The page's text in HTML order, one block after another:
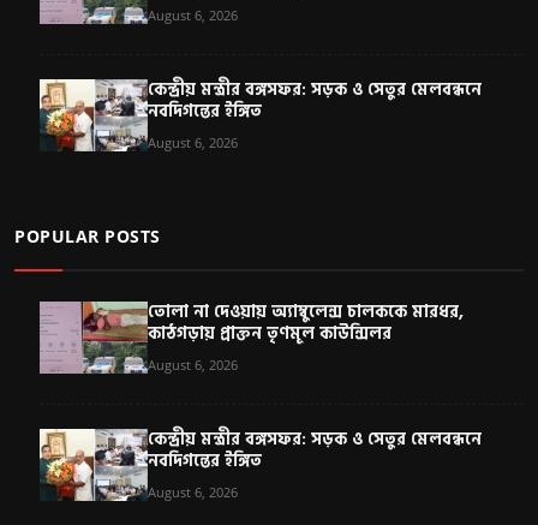
August 6, 2026
কেন্দ্রীয় মন্ত্রীর বঙ্গসফর: সড়ক ও সেতুর মেলবন্ধনে
নবদিগন্তের ইঙ্গিত
August 6, 2026
POPULAR POSTS
তোলা না দেওয়ায় অ্যাম্বুলেন্স চালককে মারধর,
কাঠগড়ায় প্রাক্তন তৃণমূল কাউন্সিলর
August 6, 2026
কেন্দ্রীয় মন্ত্রীর বঙ্গসফর: সড়ক ও সেতুর মেলবন্ধনে
নবদিগন্তের ইঙ্গিত
August 6, 2026